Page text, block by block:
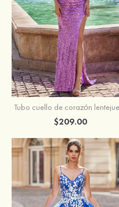
$209.00